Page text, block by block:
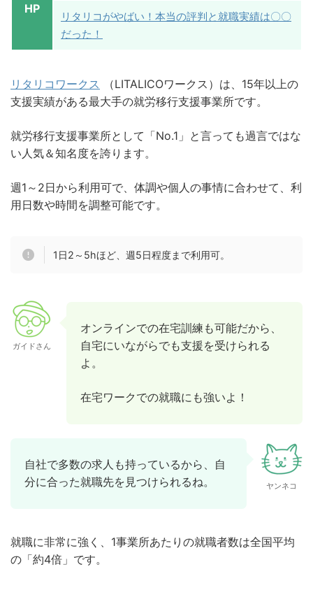
HP
リタリコがやばい！本当の評判と就職実績は〇〇
だった！
リタリコワークス
（LITALICOワークス）は、15年以上の
支援実績がある最大手の就労移行支援事業所です。
就労移行支援事業所として「No.1」と言っても過言ではな
い人気＆知名度を誇ります。
週1～2日から利用可で、体調や個人の事情に合わせて、利
用日数や時間を調整可能です。
1日2～5hほど、週5日程度まで利用可。
ガイドさん
オンラインでの在宅訓練も可能だから、
自宅にいながらでも支援を受けられる
よ。
在宅ワークでの就職にも強いよ！
自社で多数の求人も持っているから、自
分に合った就職先を見つけられるね。
ヤンネコ
就職に非常に強く、1事業所あたりの就職者数は全国平均
の「約4倍」です。